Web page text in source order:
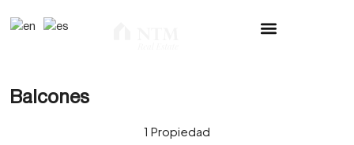
Balcones
1 Propiedad